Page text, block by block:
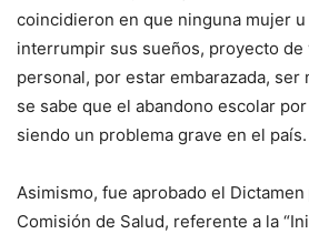
coincidieron en que ninguna mujer
interrumpir sus sueños, proyecto de
personal, por estar embarazada, ser
se sabe que el abandono escolar
siendo un problema grave en el país.
Asimismo, fue aprobado el Dictamen
Comisión de Salud, referente a la